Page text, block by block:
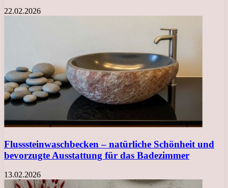
22.02.2026
Flusssteinwaschbecken – natürliche Schönheit und
bevorzugte Ausstattung für das Badezimmer
13.02.2026